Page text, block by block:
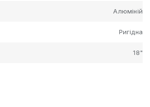
Алюміній
Ригідна
18"